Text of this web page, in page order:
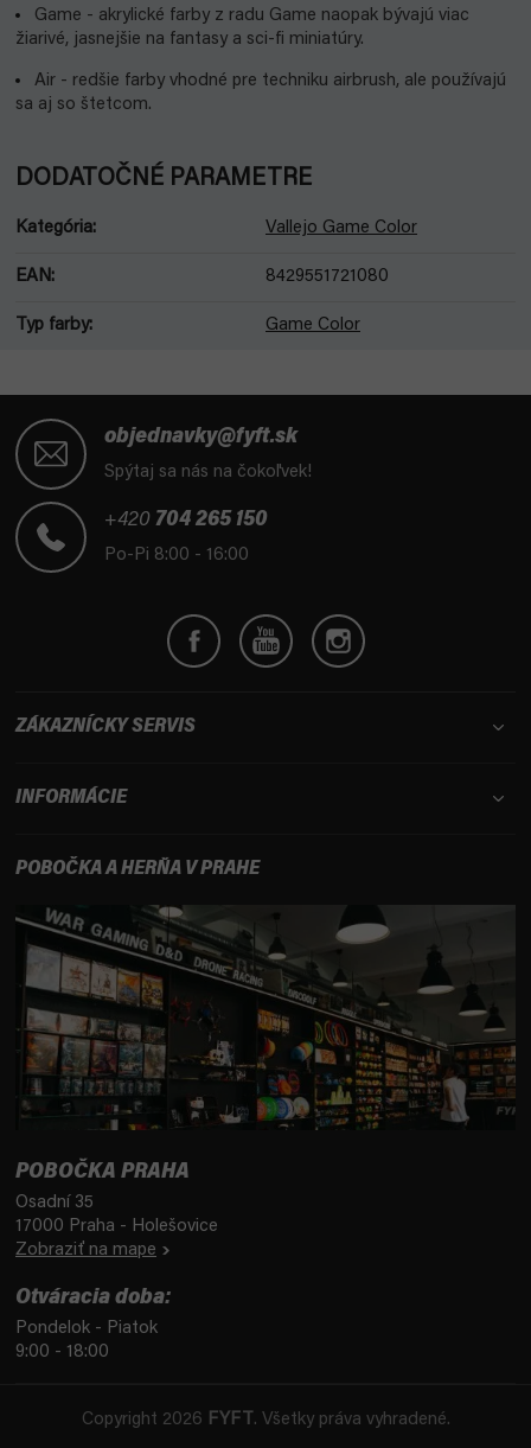
Game - akrylické farby z radu Game naopak bývajú viac
žiarivé, jasnejšie na fantasy a sci-fi miniatúry.
Air - redšie farby vhodné pre techniku airbrush, ale používajú
sa aj so štetcom.
DODATOČNÉ PARAMETRE
Kategória: Vallejo Game Color
EAN: 8429551721080
Typ farby: Game Color
objednavky@fyft.sk
Spýtaj sa nás na čokoľvek!
+420 704 265 150
Po-Pi 8:00 - 16:00
ZÁKAZNÍCKY SERVIS
INFORMÁCIE
POBOČKA A HERŇA V PRAHE
POBOČKA PRAHA
Osadní 35
17000 Praha - Holešovice
Zobraziť na mape
Otváracia doba:
Pondelok - Piatok
9:00 - 18:00
Copyright 2026 FYFT . Všetky práva vyhradené.